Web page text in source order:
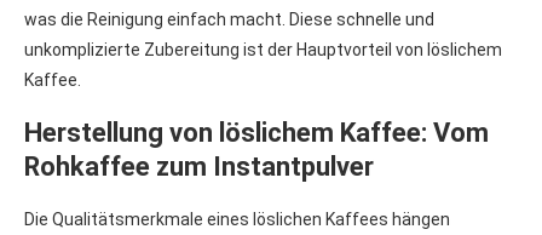
was die Reinigung einfach macht. Diese schnelle und
unkomplizierte Zubereitung ist der Hauptvorteil von löslichem
Kaffee.
Herstellung von löslichem Kaffee: Vom
Rohkaffee zum Instantpulver
Die Qualitätsmerkmale eines löslichen Kaffees hängen